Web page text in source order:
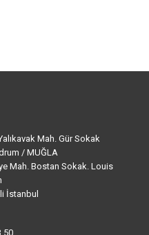
Mah. Gür Sokak
/ MUĞLA
Mah. Bostan Sokak. Louis
İstanbul
50